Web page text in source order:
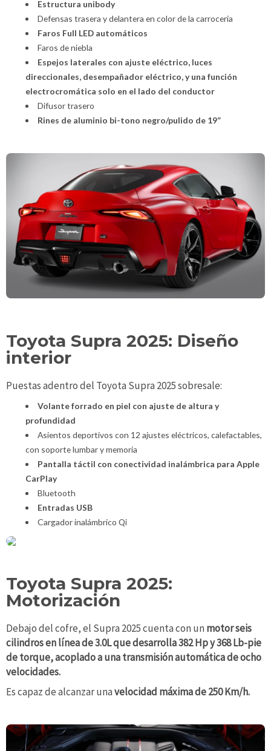
Estructura unibody
Defensas trasera y delantera en color de la carrocería
Faros Full LED automáticos
Faros de niebla
Espejos laterales con ajuste eléctrico, luces
direccionales, desempañador eléctrico, y una función
electrocromática solo en el lado del conductor
Difusor trasero
Rines de aluminio bi-tono negro/pulido de 19”
Toyota Supra 2025: Diseño
interior
Puestas adentro del Toyota Supra 2025 sobresale:
Volante forrado en piel con ajuste de altura y
profundidad
Asientos deportivos con 12 ajustes eléctricos, calefactables,
con soporte lumbar y memoria
Pantalla táctil con conectividad inalámbrica para Apple
CarPlay
Bluetooth
Entradas USB
Cargador inalámbrico Qi
Toyota Supra 2025:
Motorización
Debajo del cofre, el Supra 2025 cuenta con un motor seis
cilindros en línea de 3.0L que desarrolla 382 Hp y 368 Lb-pie
de torque, acoplado a una transmisión automática de ocho
velocidades.
Es capaz de alcanzar unavelocidad máxima de 250 Km/h.